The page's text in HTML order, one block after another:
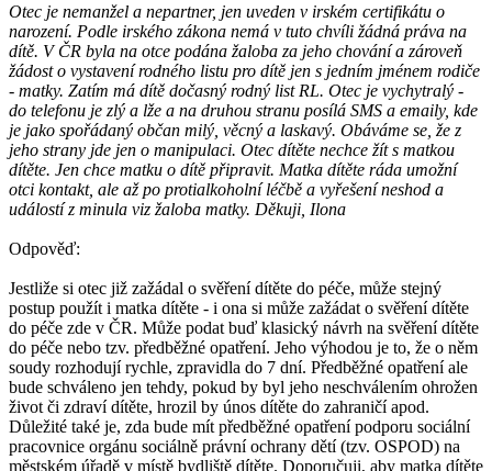
Otec je nemanžel a nepartner, jen uveden v irském certifikátu o
narození. Podle irského zákona nemá v tuto chvíli žádná práva na
dítě. V ČR byla na otce podána žaloba za jeho chování a zároveň
žádost o vystavení rodného listu pro dítě jen s jedním jménem rodiče
- matky. Zatím má dítě dočasný rodný list RL. Otec je vychytralý -
do telefonu je zlý a lže a na druhou stranu posílá SMS a emaily, kde
je jako spořádaný občan milý, věcný a laskavý. Obáváme se, že z
jeho strany jde jen o manipulaci. Otec dítěte nechce žít s matkou
dítěte. Jen chce matku o dítě připravit. Matka dítěte ráda umožní
otci kontakt, ale až po protialkoholní léčbě a vyřešení neshod a
událostí z minula viz žaloba matky. Děkuji, Ilona
Odpověď:
Jestliže si otec již zažádal o svěření dítěte do péče, může stejný
postup použít i matka dítěte - i ona si může zažádat o svěření dítěte
do péče zde v ČR. Může podat buď klasický návrh na svěření dítěte
do péče nebo tzv. předběžné opatření. Jeho výhodou je to, že o něm
soudy rozhodují rychle, zpravidla do 7 dní. Předběžné opatření ale
bude schváleno jen tehdy, pokud by byl jeho neschválením ohrožen
život či zdraví dítěte, hrozil by únos dítěte do zahraničí apod.
Důležité také je, zda bude mít předběžné opatření podporu sociální
pracovnice orgánu sociálně právní ochrany dětí (tzv. OSPOD) na
městském úřadě v místě bydliště dítěte. Doporučuji, aby matka dítěte